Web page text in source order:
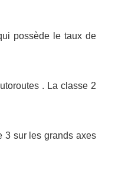
possède le taux de
. La classe 2
3 sur les grands axes